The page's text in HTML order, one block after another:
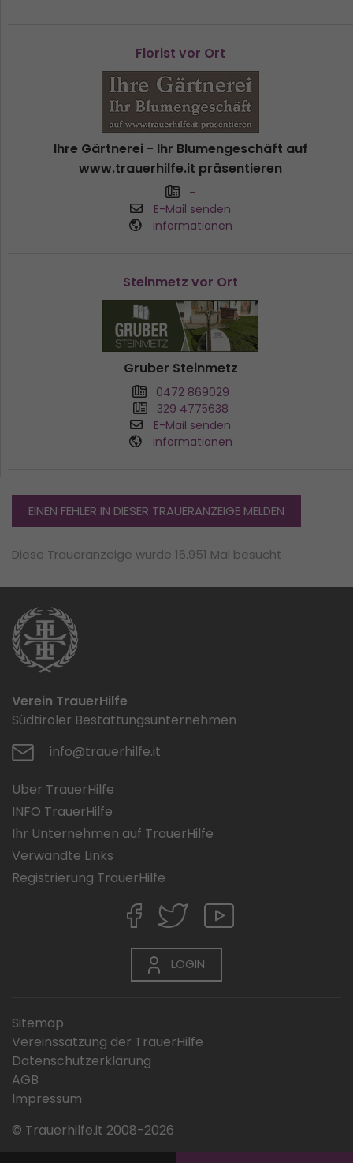
Florist vor Ort
Ihre Gärtnerei - Ihr Blumengeschäft auf
www.trauerhilfe.it präsentieren
-
E-Mail senden
Informationen
Steinmetz vor Ort
Gruber Steinmetz
0472 869029
329 4775638
E-Mail senden
Informationen
EINEN FEHLER IN DIESER TRAUERANZEIGE MELDEN
Diese Traueranzeige wurde 16.951 Mal besucht
Verein TrauerHilfe
Südtiroler Bestattungsunternehmen
info@trauerhilfe.it
Über TrauerHilfe
INFO TrauerHilfe
Ihr Unternehmen auf TrauerHilfe
Verwandte Links
Registrierung TrauerHilfe
LOGIN
Sitemap
Vereinssatzung der TrauerHilfe
Datenschutzerklärung
AGB
Impressum
© Trauerhilfe.it 2008-2026